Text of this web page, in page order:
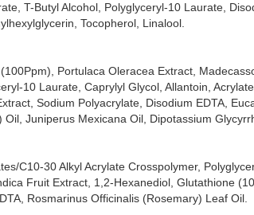
Bản giúp thu nhỏ lỗ chân lông và hỗ trợ kiểm
C làm sáng da.
PHA giúp làm sạch sâu lỗ chân lông và loại
lẻo trong suốt quá trình đắp, đồng thời hỗ trợ
T-Butyl Alcohol, Polyglyceryl-10 Laurate,
Tocopherol, Linalool.
Portulaca Oleracea Extract,
10 Laurate, Caprylyl Glycol, Allantoin,
Sodium Polyacrylate, Disodium EDTA,
Juniperus Mexicana Oil, Dipotassium
C10-30 Alkyl Acrylate Crosspolymer,
Fruit Extract, 1,2-Hexanediol, Glutathione
Rosmarinus Officinalis (Rosemary) Leaf Oil.